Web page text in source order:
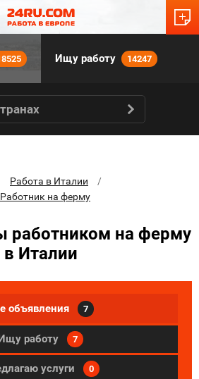
Ищу работу 14247
Работа в Италии
Работник на ферму
работником на ферму
в Италии
объявления 7
работу 7
услуги 0